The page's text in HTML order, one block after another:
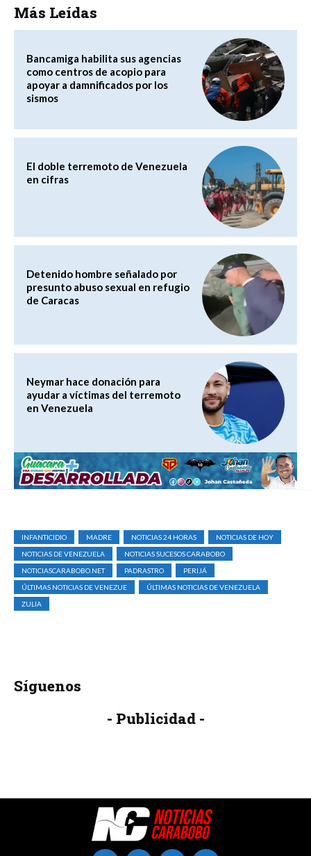
Más Leídas
Bancamiga habilita sus agencias
como centros de acopio para
apoyar a damnificados por los
sismos
El doble terremoto de Venezuela
en cifras
Detenido hombre señalado por
presunto abuso sexual en refugio
de Caracas
Neymar hace donación para
ayudar a víctimas del terremoto
en Venezuela
INFANTICIDIO MADRE NOTICIAS 24 HORAS
NOTICIAS DE HOY
NOTICIAS DE VENEZUELA
NOTICIAS SUCESOS CARABOBO
NOTICIASCARABOBO.NET
PADRASTRO
PERIJÁ
ÚLTIMAS NOTICIAS DE VENEZUE
ÚLTIMAS NOTICIAS DE VENEZUELA
ZULIA
Síguenos
- Publicidad -